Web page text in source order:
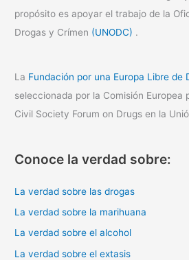
propósito es apoyar el trabajo de la
Drogas y Crímen (UNODC) .
La Fundación por una Europa Libre de
seleccionada por la Comisión Europea
Civil Society Forum on Drugs en la
Conoce la verdad sobre:
La verdad sobre las drogas
La verdad sobre la marihuana
La verdad sobre el alcohol
La verdad sobre el extasis